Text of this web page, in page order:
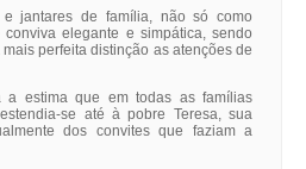
jantares de família, não só como
elegante e simpática, sendo
perfeita distinção as atenções de
a estima que em todas as famílias
se até à pobre Teresa, sua
dos convites que faziam a